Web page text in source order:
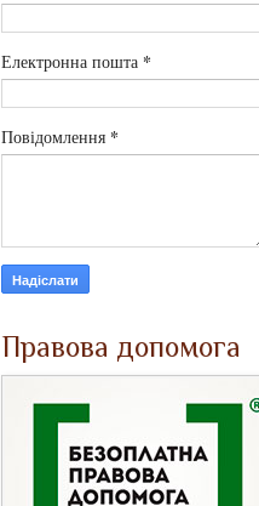
Електронна пошта *
Повідомлення *
Правова допомога